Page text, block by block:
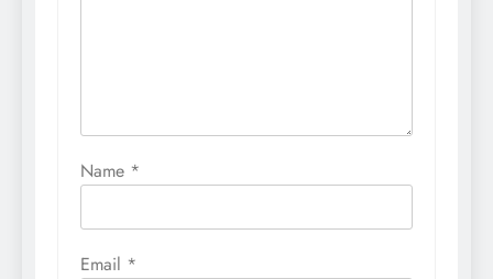
Name *
Email *